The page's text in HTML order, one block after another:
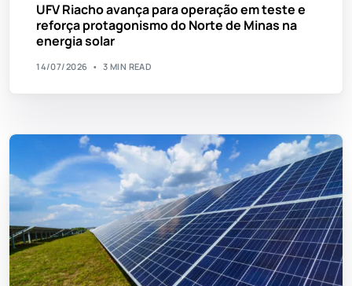
UFV Riacho avança para operação em teste e
reforça protagonismo do Norte de Minas na
energia solar
14/07/2026 3 MIN READ